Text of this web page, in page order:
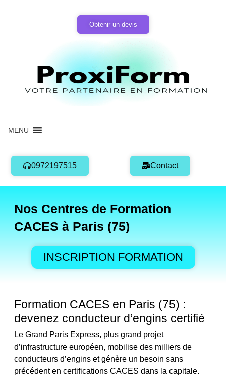
Obtenir un devis
MENU
0972197515 Contact
Nos Centres de Formation
CACES à Paris (75)
INSCRIPTION FORMATION
Formation CACES en Paris (75) :
devenez conducteur d’engins certifié
Le Grand Paris Express, plus grand projet
d’infrastructure européen, mobilise des milliers de
conducteurs d’engins et génère un besoin sans
précédent en certifications CACES dans la capitale.